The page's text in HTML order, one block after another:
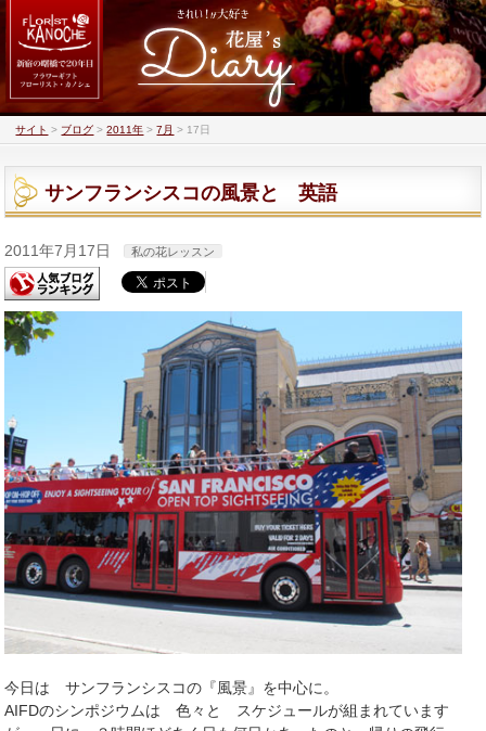
サイト > ブログ >2011年 >7月 > 17日
サンフランシスコの風景と 英語
2011年7月17日 私の花レッスン
今日は サンフランシスコの『風景』を中心に。
AIFDのシンポジウムは 色々と スケジュールが組まれています